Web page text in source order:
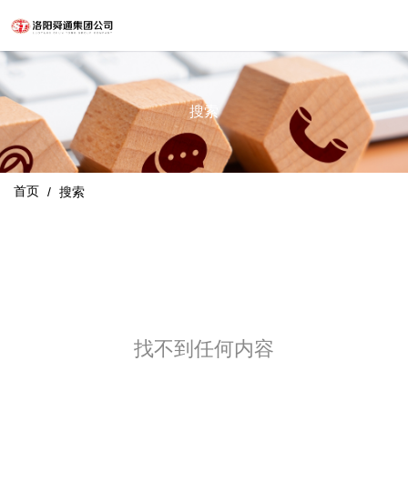
搜索
首页 / 搜索
找不到任何内容